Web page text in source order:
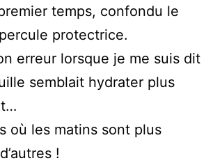
temps, confondu le
protectrice.
erreur lorsque je me suis dit
semblait hydrater plus
où les matins sont plus
!